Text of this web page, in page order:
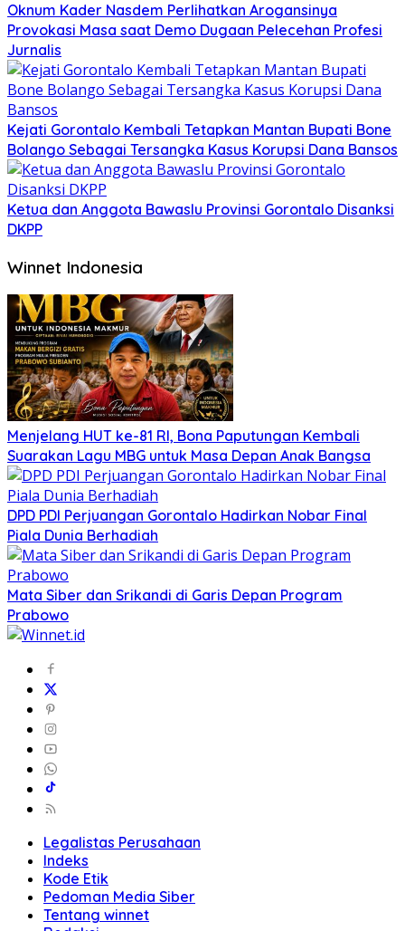
Oknum Kader Nasdem Perlihatkan Arogansinya
Provokasi Masa saat Demo Dugaan Pelecehan Profesi
Jurnalis
Kejati Gorontalo Kembali Tetapkan Mantan Bupati Bone
Bolango Sebagai Tersangka Kasus Korupsi Dana Bansos
Ketua dan Anggota Bawaslu Provinsi Gorontalo Disanksi
DKPP
Winnet Indonesia
Menjelang HUT ke-81 RI, Bona Paputungan Kembali
Suarakan Lagu MBG untuk Masa Depan Anak Bangsa
DPD PDI Perjuangan Gorontalo Hadirkan Nobar Final
Piala Dunia Berhadiah
Mata Siber dan Srikandi di Garis Depan Program
Prabowo
Legalistas Perusahaan
Indeks
Kode Etik
Pedoman Media Siber
Tentang winnet